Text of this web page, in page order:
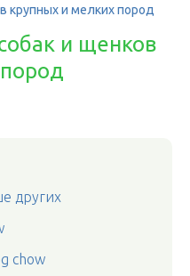
крупных и мелких пород
и щенков
других
chow